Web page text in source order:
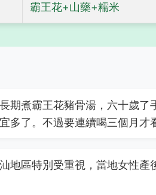
霸王花+山藥+糯米
期煮霸王花豬骨湯，六十歲
多了。不過要連續喝三個月才
地區特別受重視，當地女性